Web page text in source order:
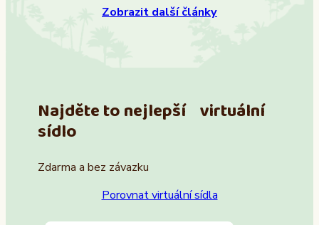
Zobrazit další články
Najděte to nejlepší virtuální
sídlo
Zdarma a bez závazku
Porovnat virtuální sídla